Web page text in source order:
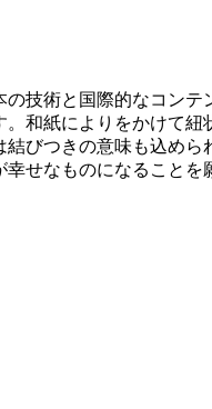
技術と国際的なコン
和紙によりをかけて
びつきの意味も込め
せなものになることを